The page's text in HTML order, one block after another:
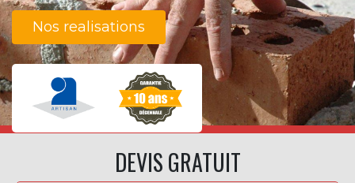
Nos realisations
DEVIS GRATUIT